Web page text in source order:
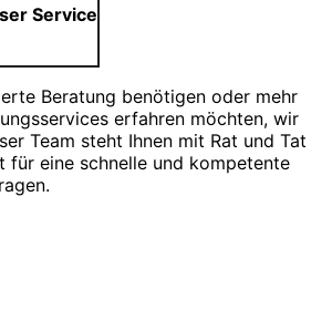
Service
Beratung benötigen oder mehr
erfahren möchten, wir
Team steht Ihnen mit Rat und Tat
für eine schnelle und kompetente